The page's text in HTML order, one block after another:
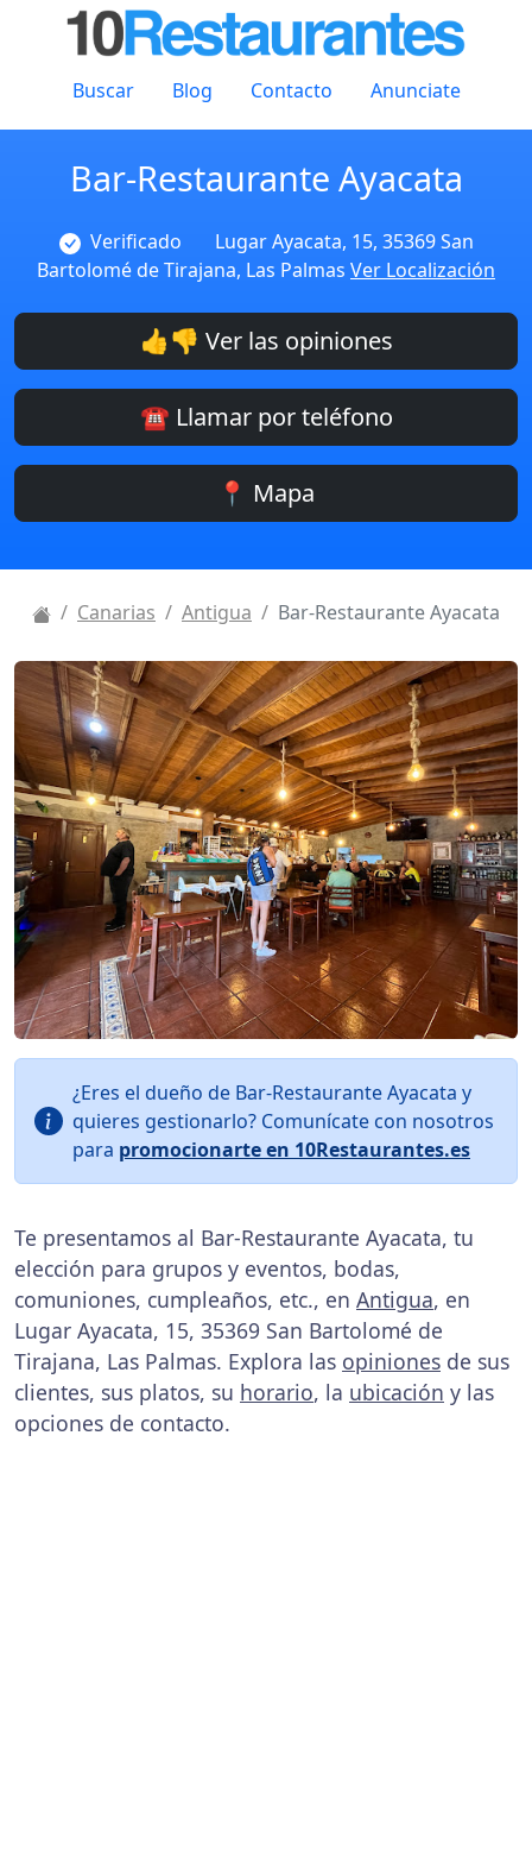
Buscar Blog Contacto Anunciate
Bar-Restaurante Ayacata
Verificado
Lugar Ayacata, 15, 35369 San
Bartolomé de Tirajana, Las Palmas Ver Localización
👍👎 Ver las opiniones
☎️ Llamar por teléfono
📍 Mapa
Canarias Antigua Bar-Restaurante Ayacata
¿Eres el dueño de Bar-Restaurante Ayacata y
quieres gestionarlo? Comunícate con nosotros
para promocionarte en 10Restaurantes.es
Te presentamos al Bar-Restaurante Ayacata, tu
elección para grupos y eventos, bodas,
comuniones, cumpleaños, etc., en Antigua, en
Lugar Ayacata, 15, 35369 San Bartolomé de
Tirajana, Las Palmas. Explora las opiniones de sus
clientes, sus platos, su horario, la ubicación y las
opciones de contacto.